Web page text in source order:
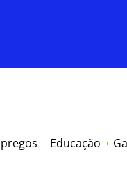
Educação